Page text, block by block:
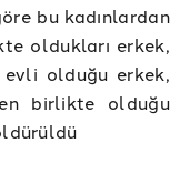
bu kadınlardan
oldukları erkek,
evli olduğu erkek,
birlikte olduğu